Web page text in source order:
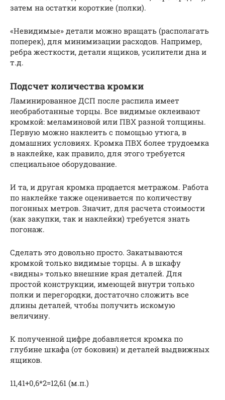
затем на остатки короткие (полки).
«Невидимые» детали можно вращать (располагать
поперек), для минимизации расходов. Например,
ребра жесткости, детали ящиков, усилители дна и
т.д.
Подсчет количества кромки
Ламинированное ДСП после распила имеет
необработанные торцы. Все видимые оклеивают
кромкой: меламиновой или ПВХ разной толщины.
Первую можно наклеить с помощью утюга, в
домашних условиях. Кромка ПВХ более трудоемка
в наклейке, как правило, для этого требуется
специальное оборудование.
И та, и другая кромка продается метражом. Работа
по наклейке также оценивается по количеству
погонных метров. Значит, для расчета стоимости
(как закупки, так и наклейки) требуется знать
погонаж.
Сделать это довольно просто. Закатываются
кромкой только видимые торцы. А в шкафу
«видны» только внешние края деталей. Для
простой конструкции, имеющей внутри только
полки и перегородки, достаточно сложить все
длины деталей, чтобы получить искомую
величину.
К полученной цифре добавляется кромка по
глубине шкафа (от боковин) и деталей выдвижных
ящиков.
11,41+0,6*2=12,61 (м.п.)